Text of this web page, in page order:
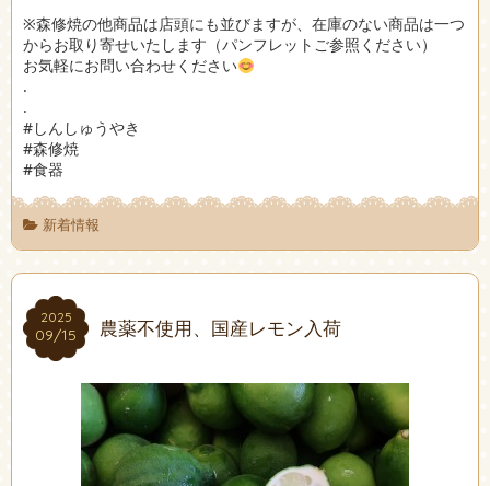
※森修焼の他商品は店頭にも並びますが、在庫のない商品は一つ
からお取り寄せいたします（パンフレットご参照ください）
お気軽にお問い合わせください
.
.
#しんしゅうやき
#森修焼
#食器
新着情報
2025
09/15
2025
09/15 農薬不使用、国産レモン入荷